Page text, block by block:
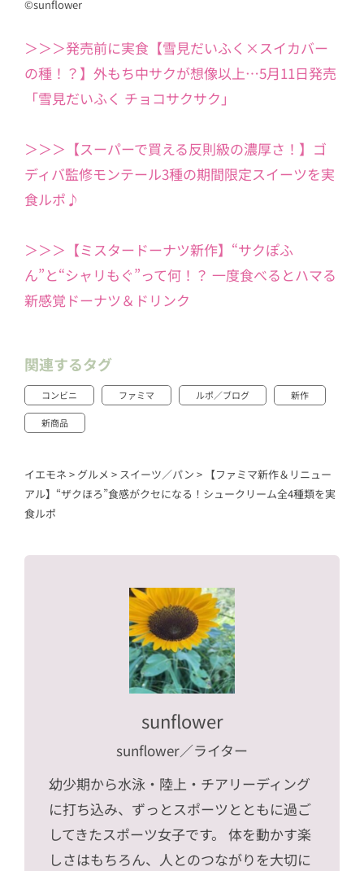
©sunflower
＞＞＞発売前に実食【雪見だいふく×スイカバー
の種！？】外もち中サクが想像以上…5月11日発売
「雪見だいふく チョコサクサク」
＞＞＞【スーパーで買える反則級の濃厚さ！】ゴ
ディバ監修モンテール3種の期間限定スイーツを実
食ルポ♪
＞＞＞【ミスタードーナツ新作】“サクぽふ
ん”と“シャリもぐ”って何！？ 一度食べるとハマる
新感覚ドーナツ＆ドリンク
関連するタグ
コンビニ ファミマ ルポ／ブログ 新作
新商品
イエモネ > グルメ > スイーツ／パン > 【ファミマ新作＆リニュー
アル】“ザクほろ”食感がクセになる！シュークリーム全4種類を実
食ルポ
sunflower
sunflower／ライター
幼少期から水泳・陸上・チアリーディング
に打ち込み、ずっとスポーツとともに過ご
してきたスポーツ女子です。 体を動かす楽
しさはもちろん、人とのつながりを大切に